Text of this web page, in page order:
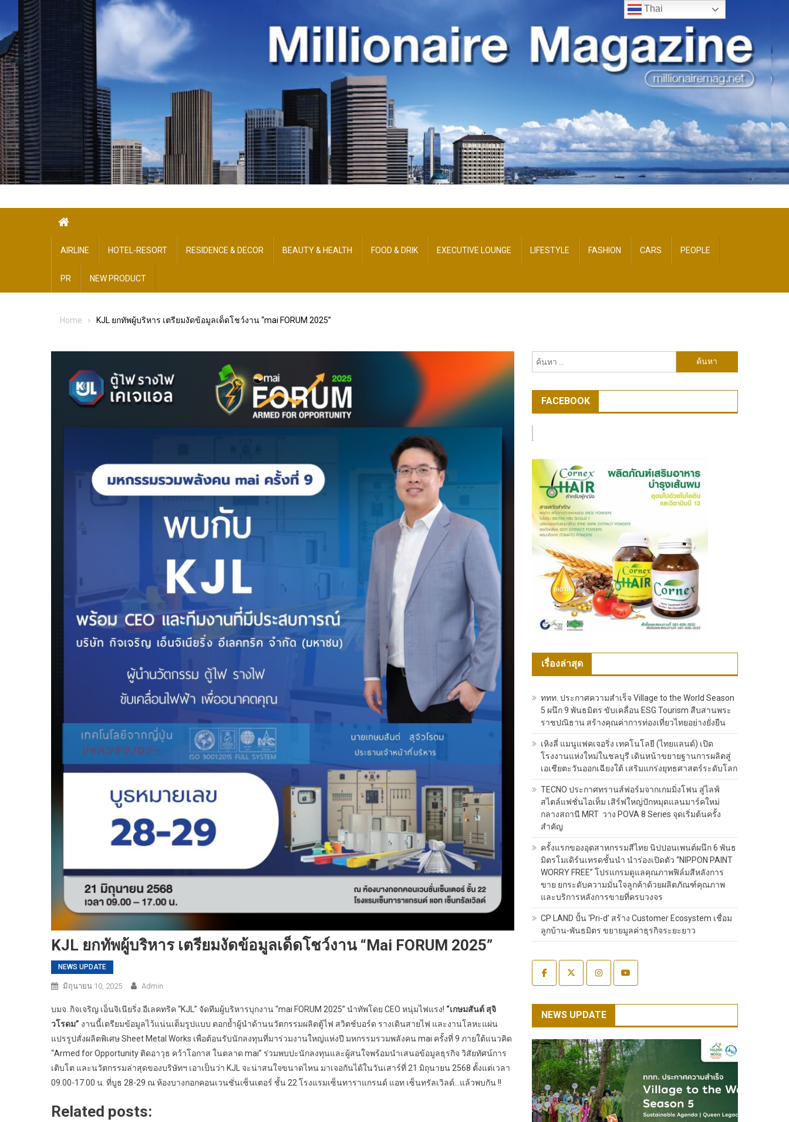
content
AIRLINE HOTEL-​RESORT RESIDENCE & DECOR BEAUTY​ & HEALTH FOOD & DRIK EXECUTIVE LOUNGE LIFESTYLE FASHION CARS PEOPLE
PR NEW​ PRODUCT​
Home KJL ยกทัพผู้บริหาร เตรียมงัดข้อมูลเด็ดโชว์งาน “mai FORUM 2025”
KJL ยกทัพผู้บริหาร เตรียมงัดข้อมูลเด็ดโชว์งาน “mai FORUM 2025”
NEWS UPDATE
มิถุนายน 10, 2025 Admin
บมจ. กิจเจริญ เอ็นจิเนียริ่ง อีเลคทริค “KJL” จัดทีมผู้บริหารบุกงาน “mai FORUM 2025” นำทัพโดย CEO หนุ่มไฟแรง! “เกษมสันต์ สุจิ
วโรดม” งานนี้เตรียมข้อมูลไว้แน่นเต็มรูปแบบ ตอกย้ำผู้นำด้านนวัตกรรมผลิตตู้ไฟ สวิตช์บอร์ด รางเดินสายไฟ และงานโลหะแผ่น
แปรรูปสั่งผลิตพิเศษ Sheet Metal Works เพื่อต้อนรับนักลงทุนที่มาร่วมงานใหญ่แห่งปี มหกรรมรวมพลังคน mai ครั้งที่ 9 ภายใต้แนวคิด
“Armed for Opportunity ติดอาวุธ คว้าโอกาส ในตลาด mai” ร่วมพบปะนักลงทุนและผู้สนใจพร้อมนำเสนอข้อมูลธุรกิจ วิสัยทัศน์การ
เติบโต และนวัตกรรมล่าสุดของบริษัทฯ เอาเป็นว่า KJL จะน่าสนใจขนาดไหน มาเจอกันได้ในวันเสาร์ที่ 21 มิถุนายน 2568 ตั้งแต่เวลา
09.00-17.00 น. ที่บูธ 28-29 ณ ห้องบางกอกคอนเวนชั่นเซ็นเตอร์ ชั้น 22 โรงแรมเซ็นทาราแกรนด์ แอท เซ็นทรัลเวิลด์…แล้วพบกัน !!
Related posts:
สำหรับ:
FACEBOOK
เรื่องล่าสุด
ททท. ประกาศความสำเร็จ Village to the World Season
5 ผนึก 9 พันธมิตร ขับเคลื่อน ESG Tourism สืบสานพระ
ราชปณิธาน สร้างคุณค่าการท่องเที่ยวไทยอย่างยั่งยืน
เหิงลี่ แมนูแฟคเจอริ่ง เทคโนโลยี (ไทยแลนด์) เปิด
โรงงานแห่งใหม่ในชลบุรี เดินหน้าขยายฐานการผลิตสู่
เอเชียตะวันออกเฉียงใต้ เสริมแกร่งยุทธศาสตร์ระดับโลก
TECNO ประกาศทรานส์ฟอร์มจากเกมมิ่งโฟน สู่ไลฟ์
สไตล์แฟชั่นไอเท็ม เสิร์ฟใหญ่ปักหมุดแลนมาร์คใหม่
กลางสถานี MRT วาง POVA 8 Series จุดเริ่มต้นครั้ง
สำคัญ
ครั้งแรกของอุตสาหกรรมสีไทย นิปปอนเพนต์ผนึก 6 พันธ
มิตรโมเดิร์นเทรดชั้นนำ นำร่องเปิดตัว “NIPPON PAINT
WORRY FREE” โปรแกรมดูแลคุณภาพฟิล์มสีหลังการ
ขาย ยกระดับความมั่นใจลูกค้าด้วยผลิตภัณฑ์คุณภาพ
และบริการหลังการขายที่ครบวงจร
CP LAND ปั้น ‘Pri-d’ สร้าง Customer Ecosystem เชื่อม
ลูกบ้าน-พันธมิตร ขยายมูลค่าธุรกิจระยะยาว
NEWS UPDATE
Thai